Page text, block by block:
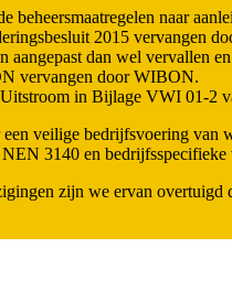
beheersmaatregelen naar
2015 vervangen
dan wel vervallen
vervangen door WIBON.
in Bijlage VWI 01-2
veilige bedrijfsvoering van
3140 en
zijn we ervan overtuigd